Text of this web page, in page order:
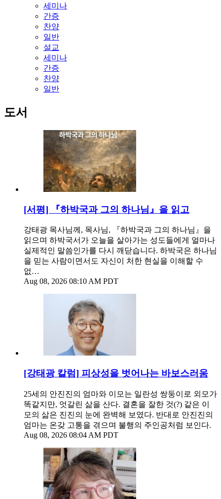
세미나
간증
찬양
일반
설교
세미나
간증
찬양
일반
도서
[서평] 『하박국과 그의 하나님』을 읽고
강태광 목사님께, 목사님, 『하박국과 그의 하나님』을
읽으며 하박국서가 오늘을 살아가는 성도들에게 얼마나
실제적인 말씀인가를 다시 깨닫습니다. 하박국은 하나님
을 믿는 사람이면서도 자신이 처한 현실을 이해할 수
없…
Aug 08, 2026 08:10 AM PDT
[강태광 칼럼] 피상성을 벗어나는 바보스러움
25세의 안진진의 엄마와 이모는 일란성 쌍둥이로 외모가
똑같지만, 엇갈린 삶을 산다. 결혼을 잘한 것(?) 같은 이
모의 삶은 진진의 눈에 완벽해 보였다. 반대로 안진진의
엄마는 온갖 고통을 겪으며 불행의 주인공처럼 보인다.
Aug 08, 2026 08:04 AM PDT